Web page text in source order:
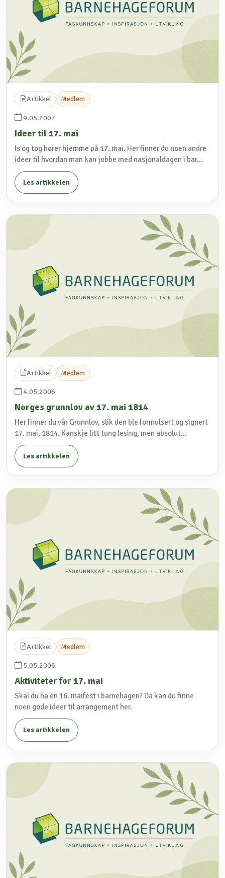
Artikkel Medlem
9.05.2007
Ideer til 17. mai
Is og tog hører hjemme på 17. mai. Her finner du noen andre
ideer til hvordan man kan jobbe med nasjonaldagen i bar...
Les artikkelen
Artikkel Medlem
4.05.2006
Norges grunnlov av 17. mai 1814
Her finner du vår Grunnlov, slik den ble formulsert og signert
17. mai, 1814. Kanskje litt tung lesing, men absolut...
Les artikkelen
Artikkel Medlem
5.05.2006
Aktiviteter for 17. mai
Skal du ha en 16. maifest i barnehagen? Da kan du finne
noen gode ideer til arrangement her.
Les artikkelen